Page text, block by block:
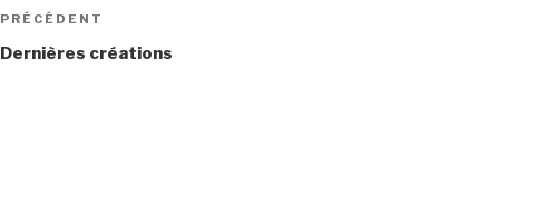
Navigation
de
Article
précédent
PRÉCÉDENT
Dernières créations